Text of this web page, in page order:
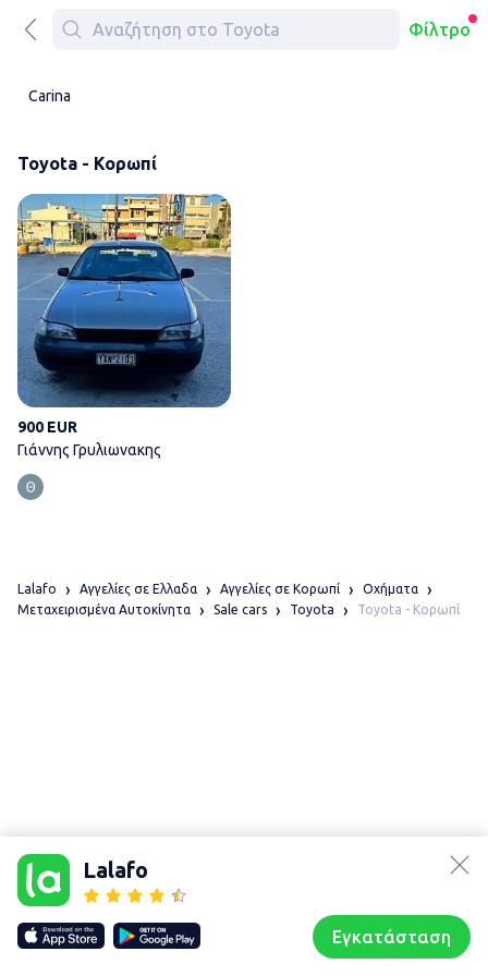
Φίλτρο
Carina
Toyota - Κορωπί
900 EUR
Γιάννης Γρυλιωνακης
Lalafo
Εγκατάσταση
Lalafo Αγγελίες σε Ελλαδα Αγγελίες σε Κορωπί
Οχήματα
Μεταχειρισμένα Αυτοκίνητα
Sale cars Toyota Toyota - Κορωπί
Our websites
lalafo.kg
lalafo.rs
lalafo.pl
Sitemap
Χάρτης
Συζητήσεις Προφίλ